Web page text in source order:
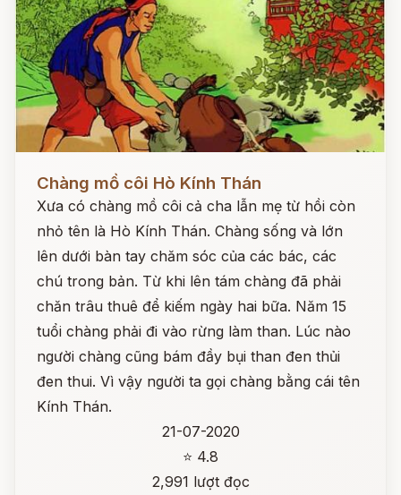
Chàng mồ côi Hò Kính Thán
Xưa có chàng mồ côi cả cha lẫn mẹ từ hồi còn
nhỏ tên là Hò Kính Thán. Chàng sống và lớn
lên dưới bàn tay chăm sóc của các bác, các
chú trong bản. Từ khi lên tám chàng đã phải
chăn trâu thuê để kiếm ngày hai bữa. Năm 15
tuổi chàng phải đi vào rừng làm than. Lúc nào
người chàng cũng bám đầy bụi than đen thủi
đen thui. Vì vậy người ta gọi chàng bằng cái tên
Kính Thán.
21-07-2020
⭐ 4.8
2,991 lượt đọc